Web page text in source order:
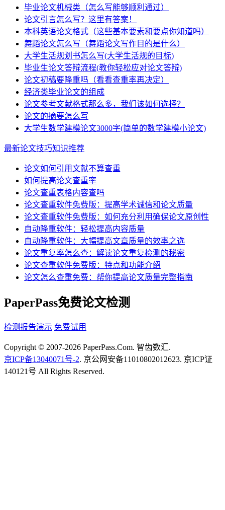
毕业论文机械类（怎么写能够顺利通过）
论文引言怎么写？这里有答案！
本科英语论文格式（这些基本要素和要点你知道吗）
舞蹈论文怎么写（舞蹈论文写作目的是什么）
大学生活规划书怎么写(大学生活规的目标)
毕业生论文答辩流程(教你轻松应对论文答辩)
论文初稿要降重吗（看看查重率再决定）
经济类毕业论文的组成
论文参考文献格式那么多，我们该如何选择？
论文的摘要怎么写
大学生数学建模论文3000字(简单的数学建模小论文)
最新论文技巧知识推荐
论文如何引用文献不算查重
如何提高论文查重率
论文查重表格内容查吗
论文查重软件免费版：提高学术诚信和论文质量
论文查重软件免费版：如何充分利用确保论文原创性
自动降重软件：轻松提高内容质量
自动降重软件：大幅提高文章质量的效率之选
论文重复率怎么查：解读论文重复检测的秘密
论文查重软件免费版：特点和功能介绍
论文怎么查重免费：帮你提高论文质量完整指南
PaperPass免费论文检测
检测报告演示 免费试用
Copyright © 2007-2026 PaperPass.Com. 智齿数汇.
京ICP备13040071号-2. 京公网安备11010802012623. 京ICP证
140121号 All Rights Reserved.